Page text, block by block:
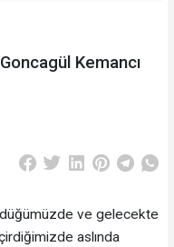
Goncagül Kemancı
ve gelecekte
aslında